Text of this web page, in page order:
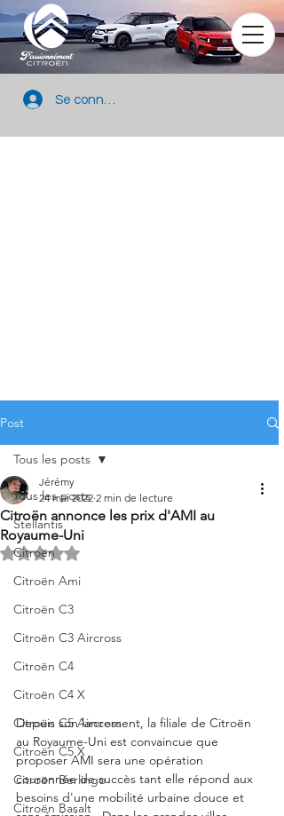
Se connecter
Post
Tous les posts
Stellantis
Citroën
Citroën Ami
Citroën C3
Citroën C3 Aircross
Citroën C4
Citroën C4 X
Citroën C5 Aircross
Citroën C5 X
Citroën Berlingo
Citroën Basalt
Tous les posts
Citroën annonce les prix d'AMI au
Royaume-Uni
Jérémy
24 mai 2022 2 min de lecture
Noté NaN étoiles sur 5.
Depuis son lancement, la filiale de Citroën
au Royaume-Uni est convaincue que
proposer AMI sera une opération
couronnée de succès tant elle répond aux
besoins d'une mobilité urbaine douce et